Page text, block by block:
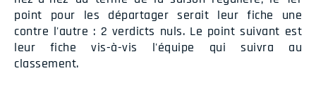
point pour les départager serait leur fiche une
contre l'autre : 2 verdicts nuls. Le point suivant est
leur fiche vis-à-vis l'équipe qui suivra au
classement.